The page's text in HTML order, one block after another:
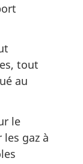
tout
au
le
gaz à